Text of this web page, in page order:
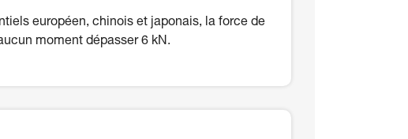
européen, chinois et japonais, la force de
moment dépasser 6 kN.